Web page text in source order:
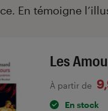
En témoigne
Les
À partir de
En stock